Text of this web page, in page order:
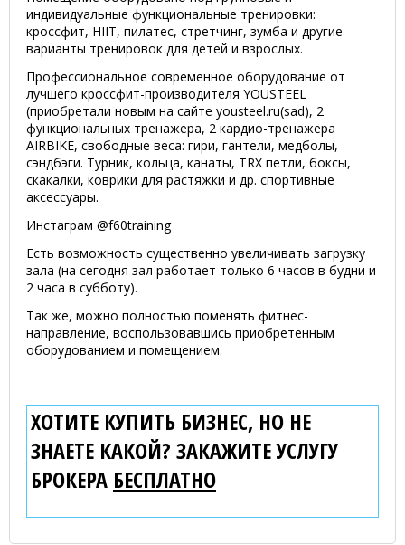
индивидуальные функциональные тренировки:
кроссфит, HIIT, пилатес, стретчинг, зумба и другие
варианты тренировок для детей и взрослых.
Профессиональное современное оборудование от
лучшего кроссфит-производителя YOUSTEEL
(приобретали новым на сайте yousteel.ru(sad), 2
функциональных тренажера, 2 кардио-тренажера
AIRBIKE, свободные веса: гири, гантели, медболы,
сэндбэги. Турник, кольца, канаты, TRX петли, боксы,
скакалки, коврики для растяжки и др. спортивные
аксессуары.
Инстаграм @f60training
Есть возможность существенно увеличивать загрузку
зала (на сегодня зал работает только 6 часов в будни и
2 часа в субботу).
Так же, можно полностью поменять фитнес-
направление, воспользовавшись приобретенным
оборудованием и помещением.
ХОТИТЕ КУПИТЬ БИЗНЕС, НО НЕ
ЗНАЕТЕ КАКОЙ? ЗАКАЖИТЕ УСЛУГУ
БРОКЕРА БЕСПЛАТНО